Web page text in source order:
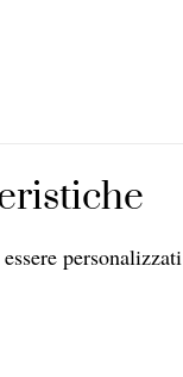
personalizzati